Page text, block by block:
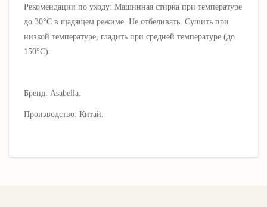
Рекомендации по уходу: Машинная стирка при температуре
до 30°C в щадящем режиме. Не отбеливать. Сушить при
низкой температуре, гладить при средней температуре (до
150°C).
Бренд: Asabella.
Производство: Китай.